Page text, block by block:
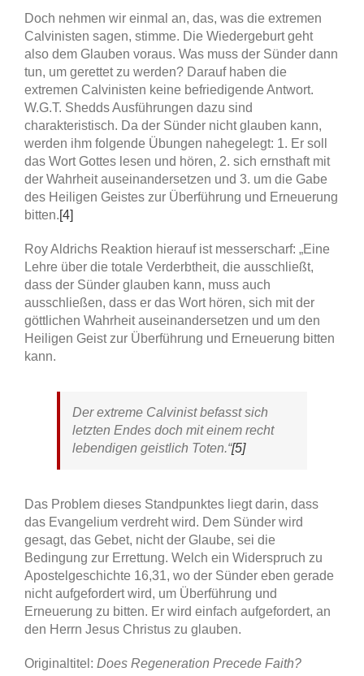
Doch nehmen wir einmal an, das, was die extremen
Calvinisten sagen, stimme. Die Wiedergeburt geht
also dem Glauben voraus. Was muss der Sünder dann
tun, um gerettet zu werden? Darauf haben die
extremen Calvinisten keine befriedigende Antwort.
W.G.T. Shedds Ausführungen dazu sind
charakteristisch. Da der Sünder nicht glauben kann,
werden ihm folgende Übungen nahegelegt: 1. Er soll
das Wort Gottes lesen und hören, 2. sich ernsthaft mit
der Wahrheit auseinandersetzen und 3. um die Gabe
des Heiligen Geistes zur Überführung und Erneuerung
bitten.[4]
Roy Aldrichs Reaktion hierauf ist messerscharf: „Eine
Lehre über die totale Verderbtheit, die ausschließt,
dass der Sünder glauben kann, muss auch
ausschließen, dass er das Wort hören, sich mit der
göttlichen Wahrheit auseinandersetzen und um den
Heiligen Geist zur Überführung und Erneuerung bitten
kann.
Der extreme Calvinist befasst sich
letzten Endes doch mit einem recht
lebendigen geistlich Toten.“[5]
Das Problem dieses Standpunktes liegt darin, dass
das Evangelium verdreht wird. Dem Sünder wird
gesagt, das Gebet, nicht der Glaube, sei die
Bedingung zur Errettung. Welch ein Widerspruch zu
Apostelgeschichte 16,31, wo der Sünder eben gerade
nicht aufgefordert wird, um Überführung und
Erneuerung zu bitten. Er wird einfach aufgefordert, an
den Herrn Jesus Christus zu glauben.
Originaltitel: Does Regeneration Precede Faith?